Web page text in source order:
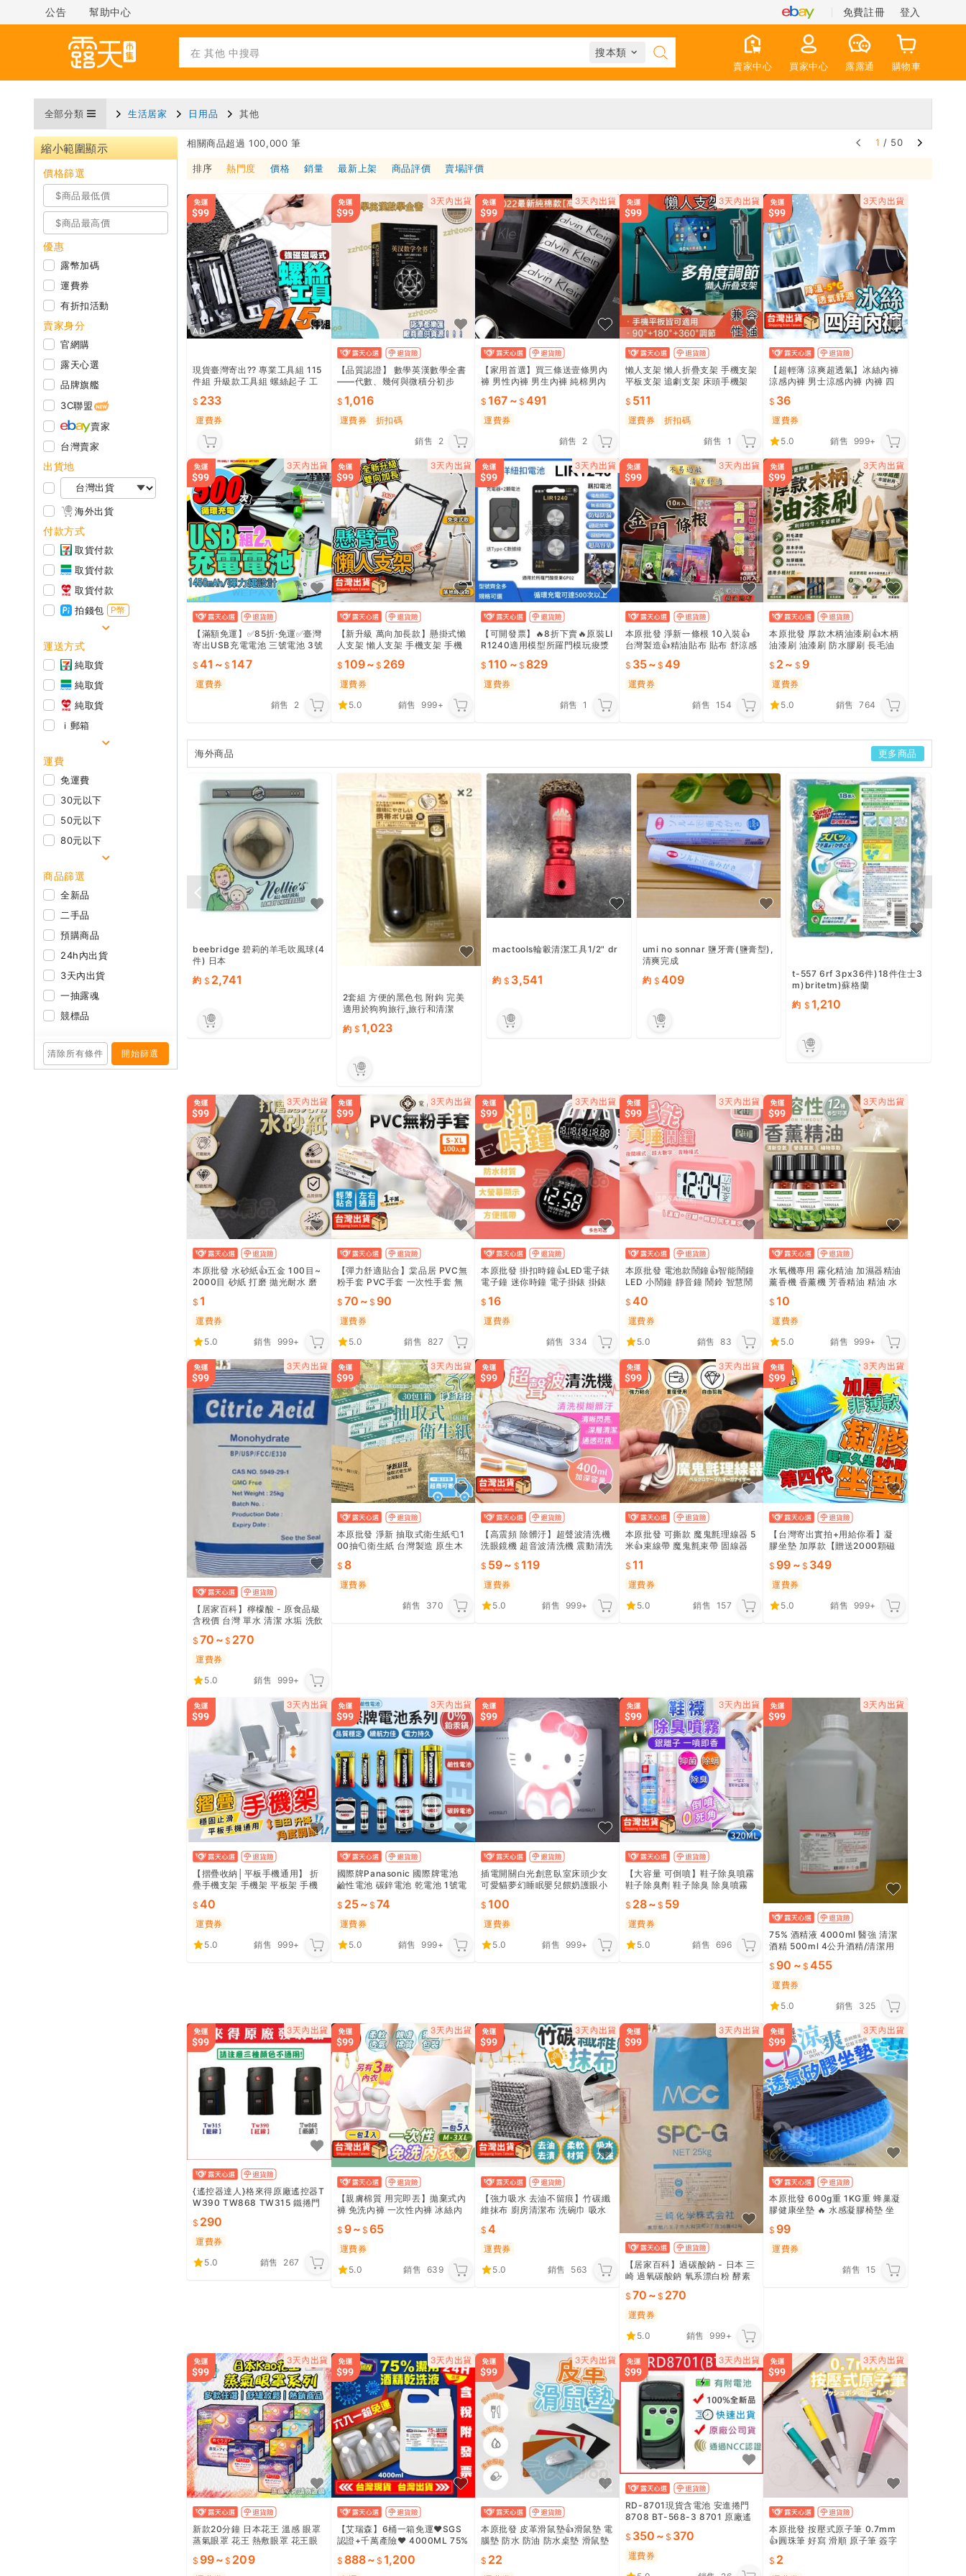
公告 幫助中心 免費註冊 登入
賣家中心 買家中心 露露通 購物車
全部分類 生活居家 日用品 其他
縮小範圍顯示
價格篩選
優惠
露幣加碼
運費券
有折扣活動
賣家身分
官網購
露天心選
品牌旗艦
3C聯盟
賣家
台灣賣家
出貨地
海外出貨
付款方式
取貨付款
取貨付款
取貨付款
拍錢包
P幣
運送方式
純取貨
純取貨
純取貨
ｉ郵箱
運費
免運費
30元以下
50元以下
80元以下
商品篩選
全新品
二手品
預購商品
24h內出貨
3天內出貨
一抽露魂
競標品
清除所有條件 開始篩選
相關商品超過 100,000 筆 1 / 50
排序 熱門度 價格 銷量 最新上架 商品評價 賣場評價
AD
現貨臺灣寄出?? 專業工具組 115
件組 升級款工具組 螺絲起子 工
233
運費券
【品質認證】 數學英漢數學全書
——代數、幾何與微積分初步
1,016
運費券
折扣碼
銷售
2
【家用首選】買三條送壹條男內
褲 男性內褲 男生內褲 純棉男內
內褲 平口褲 內褲男生
167 ~ 491
運費券
銷售
2
懶人支架 懶人折疊支架 手機支架
平板支架 追劇支架 床頭手機架
511
運費券
折扣碼
銷售 1
【超輕薄 涼爽超透氣】冰絲內褲
涼感內褲 男士涼感內褲 內褲 四
棉內褲｜HFGD81
36
運費券
5.0
銷售 999+
【滿額免運】✅85折·免運✅臺灣
寄出USB充電電池 三號電池 3號
池 USB電池 14
41 ~ 147
運費券
銷售
2
【新升級 萬向加長款】懸掛式懶
人支架 懶人支架 手機支架 手機
支架｜HDMF71
109~ 269
運費券
5.0
銷售 999+
【可開發票】🔥8折下賣🔥原裝LI
R1240適用模型所羅門模玩痠漿
110 ~ 829
運費券
銷售
1
本原批發 淨新一條根 10入裝👍️
台灣製造👍️精油貼布 貼布 舒涼感
痛 CY250
35~ 49
運費券
銷售 154
本原批發 厚款木柄油漆刷👍木柄
油漆刷 油漆刷 防水膠刷 長毛油
漆工具 CY476
2 ~ 9
運費券
5.0
銷售 764
海外商品 更多商品
beebridge 碧莉的羊毛吹風球(4
件) 日本
約
2,741
2套組 方便的黑色包 附鉤 完美
適用於狗狗旅行,旅行和清潔
約
1,023
mactools輪轂清潔工具1/2" dr
約 3,541
umi no sonnar 鹽牙膏(鹽膏型),
清爽完成
約
409
t-557 6rf 3px36件)18件住士3
m)britetm)蘇格蘭
約
1,210
本原批發 水砂紙👍五金 100目~
2000目 砂紙 打磨 拋光耐水 磨
Y507
1
運費券
5.0
銷售 999+
【彈力舒適貼合】棠品居 PVC無
粉手套 PVC手套 一次性手套 無
｜TNCF42
70 ~ 90
運費券
5.0
銷售 827
本原批發 掛扣時鐘👍LED電子錶
電子鐘 迷你時鐘 電子掛錶 掛錶
16
運費券
銷售
334
本原批發 電池款鬧鐘👍智能鬧鐘
LED 小鬧鐘 靜音鐘 鬧鈴 智慧鬧
子鐘 CY382
40
運費券
5.0
銷售 83
水氧機專用 霧化精油 加濕器精油
薰香機 香薰機 芳香精油 精油 水
香精油
10
運費券
5.0
銷售 999+
【居家百科】檸檬酸 - 原食品級
含稅價 台灣 單水 清潔 水垢 洗飲
70 ~ 270
運費券
5.0
銷售 999+
本原批發 淨新 抽取式衛生紙🧻1
00抽🧻衛生紙 台灣製造 原生木
用 KG564
8
運費券
銷售
370
【高震頻 除髒汙】超聲波清洗機
洗眼鏡機 超音波清洗機 震動清洗
洗機｜HDHC62
59~ 119
運費券
5.0
銷售 999+
本原批發 可撕款 魔鬼氈理線器 5
米👍束線帶 魔鬼氈束帶 固線器
氈 CY511
11
運費券
5.0
銷售 157
【台灣寄出實拍+用給你看】凝
膠坐墊 加厚款【贈送2000顆磁
冰涼墊 座墊 蜂巢坐墊 椅墊
99 ~ 349
運費券
5.0
銷售 999+
【摺疊收納│平板手機通用】 折
疊手機支架 手機架 平板架 手機
板支架 手機座 懶人支架
40
運費券
5.0
銷售 999+
國際牌Panasonic 國際牌電池
鹼性電池 碳鋅電池 乾電池 1號電
牌電池 電池
25~ 74
運費券
5.0
銷售 999+
插電開關白光創意臥室床頭少女
可愛貓夢幻睡眠嬰兒餵奶護眼小
100
運費券
5.0
銷售 999+
【大容量 可倒噴】鞋子除臭噴霧
鞋子除臭劑 鞋子除臭 除臭噴霧
襪子除臭｜HNHC41
28~ 59
運費券
5.0
銷售 696
75% 酒精液 4000ml 醫強 清潔
酒精 500ml 4公升酒精/清潔用
90 ~ 455
運費券
5.0
銷售 325
{遙控器達人}格來得原廠遙控器T
W390 TW868 TW315 鐵捲門
290
運費券
5.0
銷售 267
【親膚棉質 用完即丟】拋棄式內
褲 免洗內褲 一次性內褲 冰絲內
次性內衣 ｜HOTG31
9~ 65
運費券
5.0
銷售 639
【強力吸水 去油不留痕】竹碳纖
維抹布 廚房清潔布 洗碗巾 吸水
吸水抹布｜HNCF51
4
運費券
5.0
銷售 563
【居家百科】過碳酸鈉 - 日本 三
崎 過氧碳酸鈉 氧系漂白粉 酵素
70 ~ 270
運費券
5.0
銷售 999+
本原批發 600g重 1KG重 蜂巢凝
膠健康坐墊 🔥 水感凝膠椅墊 坐
墊 SG237
99
運費券
銷售 15
新款20分鐘 日本花王 溫感 眼罩
蒸氣眼罩 花王 熱敷眼罩 花王眼
12入
99~ 209
【艾瑞森】6桶一箱免運❤️SGS
認證+千萬產險❤️ 4000ML 75%
888~ 1,200
本原批發 皮革滑鼠墊👍滑鼠墊 電
腦墊 防水 防油 防水桌墊 滑鼠墊
CY755
22
RD-8701現貨含電池 安進捲門
8708 BT-568-3 8701 原廠遙
350 ~ 370
運費券
本原批發 按壓式原子筆 0.7mm
👍圓珠筆 好寫 滑順 原子筆 簽字
CY561
2